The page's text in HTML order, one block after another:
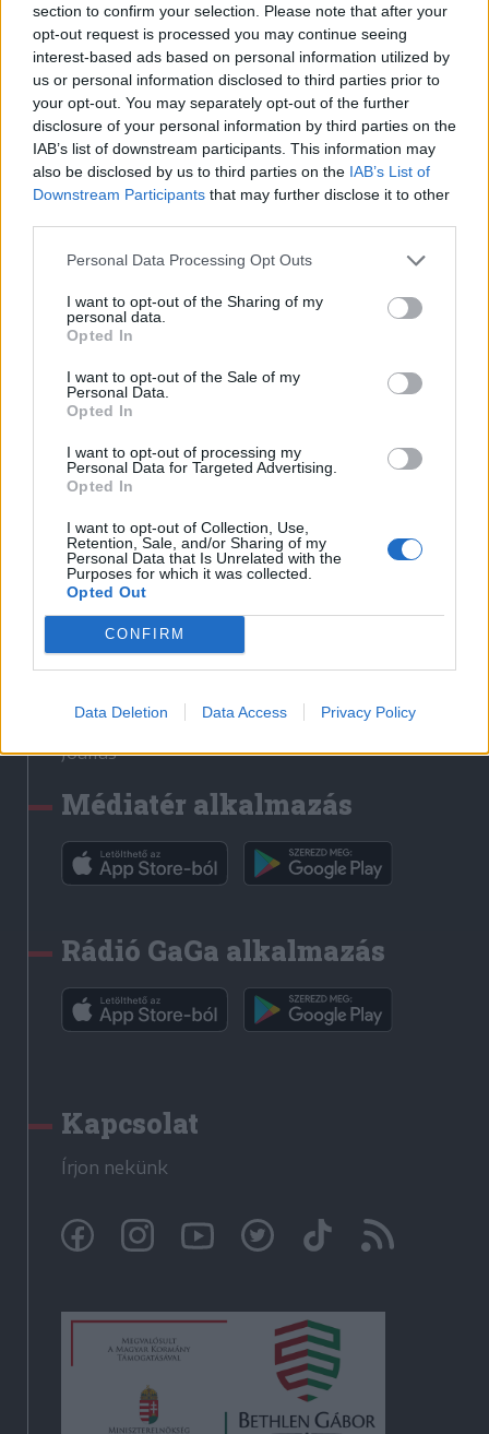
section to confirm your selection. Please note that after your
opt-out request is processed you may continue seeing
interest-based ads based on personal information utilized by
us or personal information disclosed to third parties prior to
your opt-out. You may separately opt-out of the further
disclosure of your personal information by third parties on the
IAB’s list of downstream participants. This information may
also be disclosed by us to third parties on the IAB’s List of
Downstream Participants that may further disclose it to other
Personal Data Processing Opt Outs
I want to opt-out of the Sharing of my
personal data.
Opted In
I want to opt-out of the Sale of my
Personal Data.
Opted In
I want to opt-out of processing my
Personal Data for Targeted Advertising.
Opted In
I want to opt-out of Collection, Use,
Retention, Sale, and/or Sharing of my
Personal Data that Is Unrelated with the
Purposes for which it was collected.
Opted Out
CONFIRM
Data Deletion Data Access Privacy Policy
Hasznos
Impresszum
Szerzői jogok
Adatvédelmi tájékoztató
Cookie-kezelési tájékoztató
Hozzászólási szabályzat
Nyomtatott lapjaink archívuma
Székely Hírmondó archívuma
Sütibeállítások
Médiatér
Liget
Krónika
Bihari Napló
Erdélyi Napló
Főtér
Rádió GaGa
Jóállás
Médiatér alkalmazás
Rádió GaGa alkalmazás
Kapcsolat
Írjon nekünk